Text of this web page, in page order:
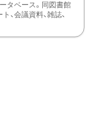
タベース。同図書館
、会議資料、雑誌、